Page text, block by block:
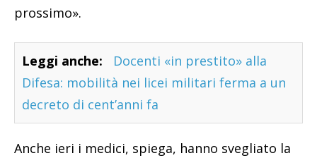
prossimo».
Leggi anche:
Docenti «in prestito» alla
Difesa: mobilità nei licei militari ferma a un
decreto di cent’anni fa
Anche ieri i medici, spiega, hanno svegliato la